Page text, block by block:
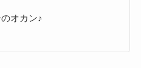
オカン♪